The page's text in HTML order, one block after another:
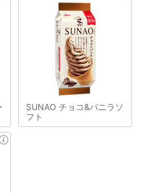
SUNAO チョコ&バニラソ
フト